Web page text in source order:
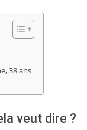
38 ans
veut dire ?